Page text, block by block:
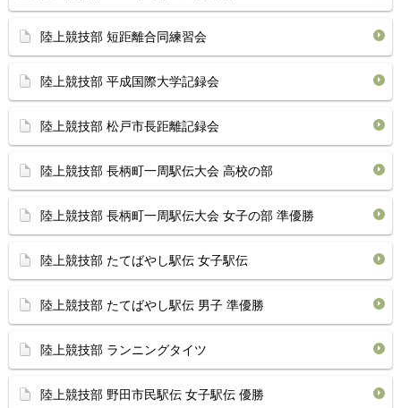
陸上競技部 短距離合同練習会
陸上競技部 平成国際大学記録会
陸上競技部 松戸市長距離記録会
陸上競技部 長柄町一周駅伝大会 高校の部
陸上競技部 長柄町一周駅伝大会 女子の部 準優勝
陸上競技部 たてばやし駅伝 女子駅伝
陸上競技部 たてばやし駅伝 男子 準優勝
陸上競技部 ランニングタイツ
陸上競技部 野田市民駅伝 女子駅伝 優勝